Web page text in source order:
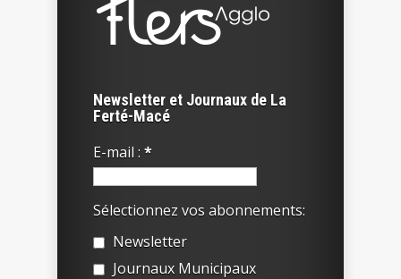
Newsletter et Journaux de La
Ferté-Macé
E-mail : *
Sélectionnez vos abonnements:
Newsletter
Journaux Municipaux